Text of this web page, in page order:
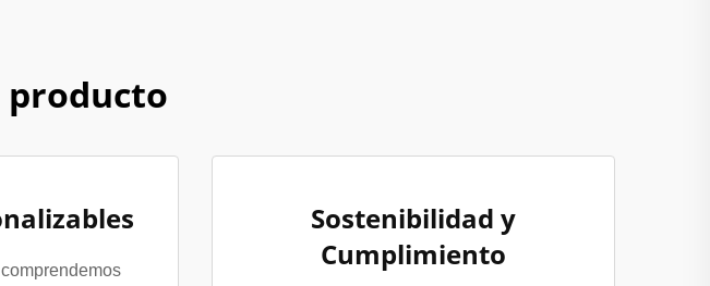
producto
Sostenibilidad y
Cumplimiento